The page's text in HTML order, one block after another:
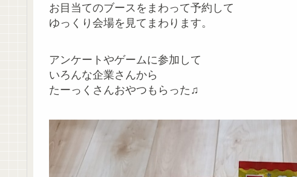
お目当てのブースをまわって予約して
ゆっくり会場を見てまわります。
アンケートやゲームに参加して
いろんな企業さんから
たーっくさんおやつもらった♫